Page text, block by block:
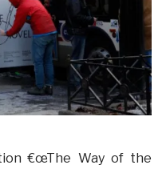
€œThe Way of the